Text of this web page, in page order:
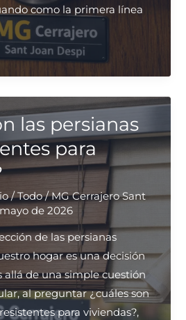
como la primera línea
las persianas
para
/Todo/MG Cerrajero Sant
mayo de 2026
de las persianas
hogar es una decisión
allá de una simple cuestión
al preguntar ¿cuáles son
para viviendas?,